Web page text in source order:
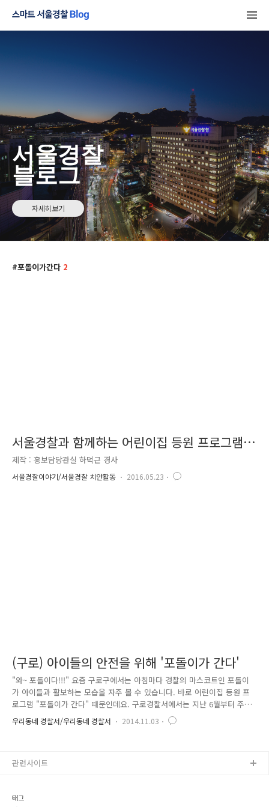
서울경찰
블로그
자세히보기
포돌이가간다 2
서울경찰과 함께하는 어린이집 등원 프로그램
'포돌이가 간다-열한 번째 만남'
제작 : 홍보담당관실 하덕근 경사
서울경찰이야기/서울경찰 치안활동 2016.05.23
(구로) 아이들의 안전을 위해 '포돌이가 간다'
"와~ 포돌이다!!!" 요즘 구로구에서는 아침마다 경찰의 마스코트인 포돌이
가 아이들과 활보하는 모습을 자주 볼 수 있습니다. 바로 어린이집 등원 프
로그램 "포돌이가 간다" 때문인데요. 구로경찰서에서는 지난 6월부터 주
1~2회 신청 아동 집에서부터 어린이집, 유치원까지 포돌이와 함께 등원하
는 "포돌이가 간다"를 운영하고 있습니다. 어렸을 때, 연예인이나 유명인
친근하게 접할 수 있다면 어떨까? 경찰과 추억이 있다면 어떨까? 아이들이
우리동네 경찰서/우리동네 경찰서 2014.11.03
태그
관련사이트